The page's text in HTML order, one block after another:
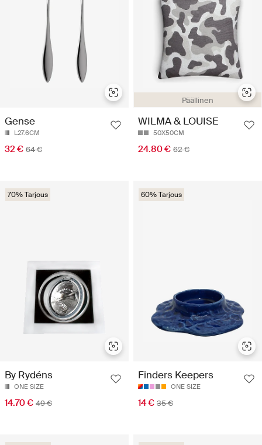
Gense
L27.6CM
32 € 64 €
Päällinen
WILMA & LOUISE
50X50CM
24.80 € 62 €
70% Tarjous
By Rydéns
ONE SIZE
14.70 € 49 €
60% Tarjous
Finders Keepers
ONE SIZE
14 € 35 €